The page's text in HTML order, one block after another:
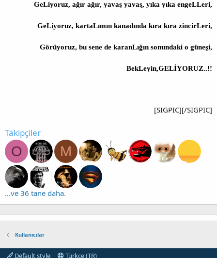
GeLiyoruz, ağır ağır, yavaş yavaş, yıka yıka engeLLeri,
GeLiyoruz, kartaLımın kanadında kıra kıra zincirLeri,
Görüyoruz, bu sene de karanLığın sonundaki o güneşi,
BekLeyin,GELİYORUZ..!!
[SIGPIC][/SIGPIC]​
Takipçiler
O M
...ve 36 tane daha.
Kullanıcılar
Default style Türkçe (TR)